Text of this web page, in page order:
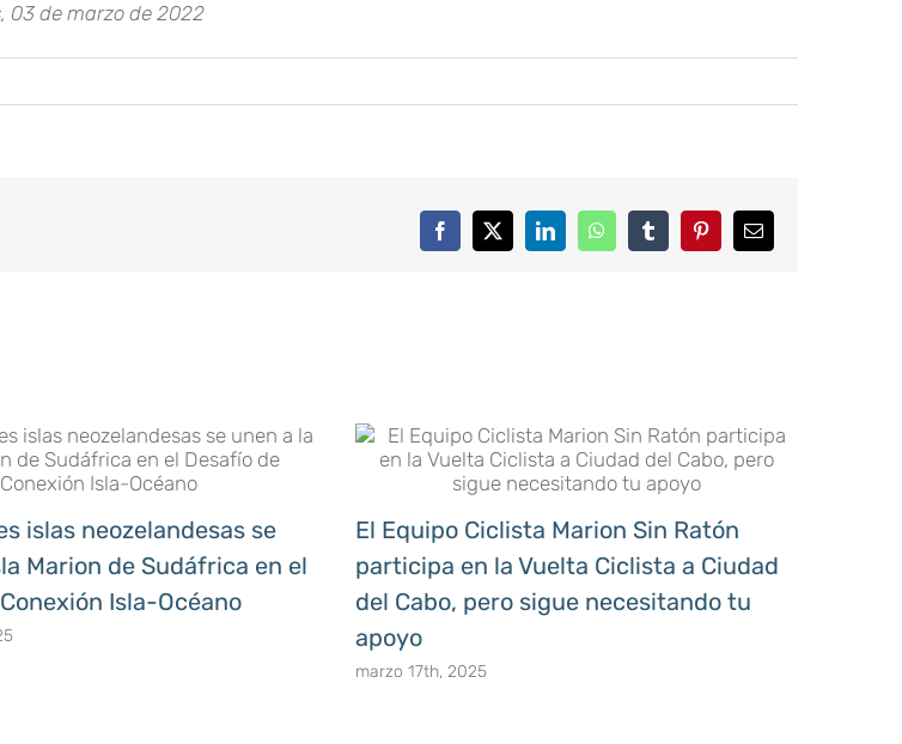
03 de marzo de 2022
Facebook
X LinkedInWhatsAppTumblrPinterestEmail
islas neozelandesas se
Marion de Sudáfrica en el
Isla-Océano
El Equipo Ciclista Marion Sin Ratón
participa en la Vuelta Ciclista a Ciudad
del Cabo, pero sigue necesitando tu
apoyo
marzo 17th, 2025